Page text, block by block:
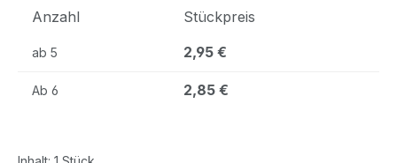
Anzahl Stückpreis
ab 5 2,95 €
Ab 6 2,85 €